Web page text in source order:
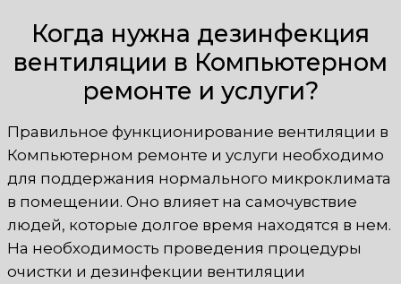
Когда нужна дезинфекция
вентиляции в Компьютерном
ремонте и услуги?
Правильное функционирование вентиляции в
Компьютерном ремонте и услуги необходимо
для поддержания нормального микроклимата
в помещении. Оно влияет на самочувствие
людей, которые долгое время находятся в нем.
На необходимость проведения процедуры
очистки и дезинфекции вентиляции